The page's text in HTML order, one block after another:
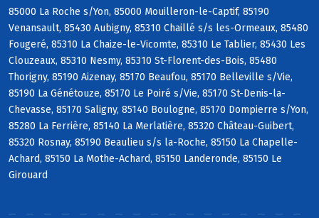
85000 La Roche s/Yon, 85000 Mouilleron-le-Captif, 85190
Venansault, 85430 Aubigny, 85310 Chaillé s/s les-Ormeaux, 85480
Fougeré, 85310 La Chaize-le-Vicomte, 85310 Le Tablier, 85430 Les
Clouzeaux, 85310 Nesmy, 85310 St-Florent-des-Bois, 85480
Thorigny, 85190 Aizenay, 85170 Beaufou, 85170 Belleville s/Vie,
85190 La Génétouze, 85170 Le Poiré s/Vie, 85170 St-Denis-la-
Chevasse, 85170 Saligny, 85140 Boulogne, 85170 Dompierre s/Yon,
85280 La Ferrière, 85140 La Merlatière, 85320 Château-Guibert,
85320 Rosnay, 85190 Beaulieu s/s la-Roche, 85150 La Chapelle-
Achard, 85150 La Mothe-Achard, 85150 Landeronde, 85150 Le
Girouard